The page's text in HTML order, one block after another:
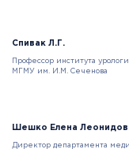
Спивак Л.Г.
Профессор института
МГМУ им. И.М. Сеченова
Шешко Елена
Директор департамента